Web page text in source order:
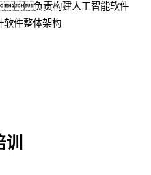
负责构建人工智能软件
软件整体架构